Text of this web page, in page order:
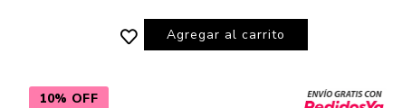
Agregar al carrito
10% OFF